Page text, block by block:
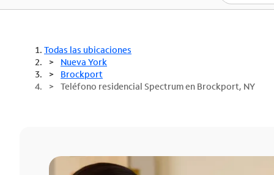
Mejores ofertas
Todas las ubicaciones
Nueva York
Brockport
Teléfono residencial Spectrum en Brockport, NY